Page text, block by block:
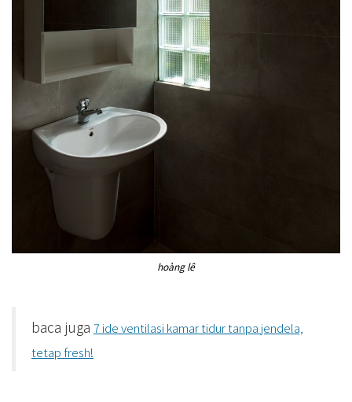
hoàng lê
baca juga 7 ide ventilasi kamar tidur tanpa jendela,
tetap fresh!